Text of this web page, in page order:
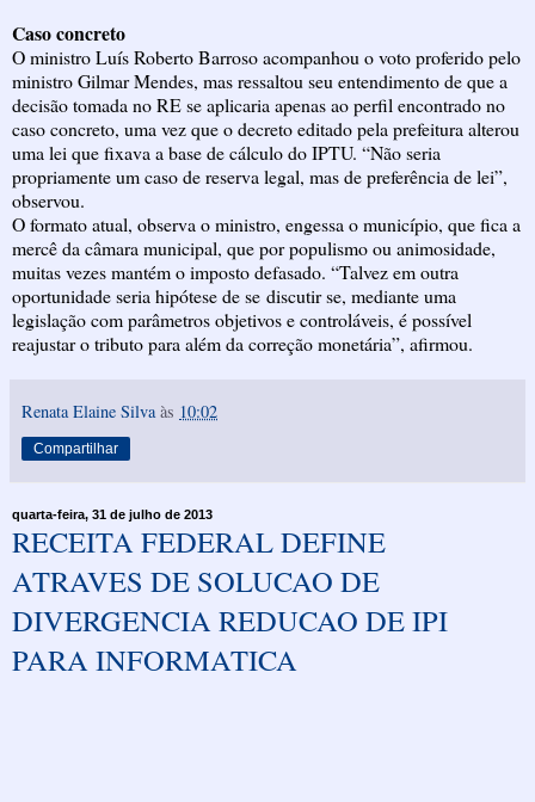
Caso concreto
O ministro Luís Roberto Barroso acompanhou o voto proferido pelo
ministro Gilmar Mendes, mas ressaltou seu entendimento de que a
decisão tomada no RE se aplicaria apenas ao perfil encontrado no
caso concreto, uma vez que o decreto editado pela prefeitura alterou
uma lei que fixava a base de cálculo do IPTU. “Não seria
propriamente um caso de reserva legal, mas de preferência de lei”,
observou.
O formato atual, observa o ministro, engessa o município, que fica a
mercê da câmara municipal, que por populismo ou animosidade,
muitas vezes mantém o imposto defasado. “Talvez em outra
oportunidade seria hipótese de se discutir se, mediante uma
legislação com parâmetros objetivos e controláveis, é possível
reajustar o tributo para além da correção monetária”, afirmou.
Renata Elaine Silva às 10:02
Compartilhar
quarta-feira, 31 de julho de 2013
RECEITA FEDERAL DEFINE
ATRAVES DE SOLUCAO DE
DIVERGENCIA REDUCAO DE IPI
PARA INFORMATICA